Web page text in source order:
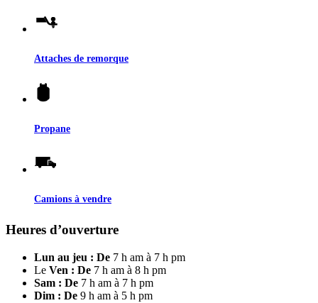
Attaches de remorque
Propane
Camions à vendre
Heures d’ouverture
Lun au jeu : De 7 h am à 7 h pm
Le Ven : De 7 h am à 8 h pm
Sam : De 7 h am à 7 h pm
Dim : De 9 h am à 5 h pm